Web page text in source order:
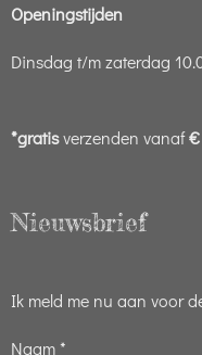
Openingstijden
Dinsdag t/m zaterdag
*gratisverzenden vanaf
Nieuwsbrief
Ik meld me nu aan voor
Naam *